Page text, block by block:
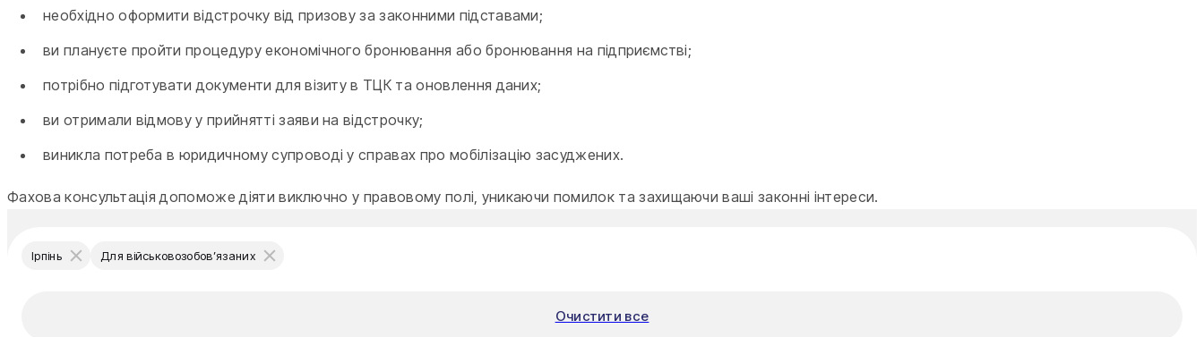
необхідно оформити відстрочку від призову за законними підставами;
ви плануєте пройти процедуру економічного бронювання або бронювання на підприємстві;
потрібно підготувати документи для візиту в ТЦК та оновлення даних;
ви отримали відмову у прийнятті заяви на відстрочку;
виникла потреба в юридичному супроводі у справах про мобілізацію засуджених.
Фахова консультація допоможе діяти виключно у правовому полі, уникаючи помилок та захищаючи ваші законні інтереси.
Ірпінь Для військовозобов’язаних
Очистити все